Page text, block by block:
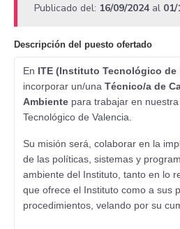
Publicado del: 16/09/2024 al
Descripción del puesto ofertado
En ITE (Instituto Tecnológico de
incorporar un/una Técnico/a de
Ambiente para trabajar en
Tecnológico de Valencia.
Su misión será, colaborar en la
de las políticas, sistemas y
ambiente del Instituto, tanto en lo
que ofrece el Instituto como a sus
procedimientos, velando por su